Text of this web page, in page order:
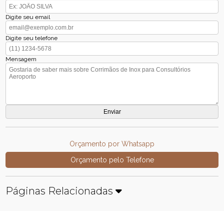
Digite seu email
Digite seu telefone
Mensagem
Orçamento por Whatsapp
Orçamento pelo Telefone
Páginas Relacionadas